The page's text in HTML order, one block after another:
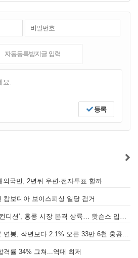
등록
국민, 2년뒤 우편·전자투표 할까
보디아 보이스피싱 일당 검거
격률 34% 그쳐...역대 최저